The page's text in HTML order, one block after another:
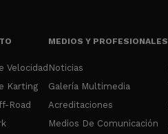
Velocidad
Karting
Road
MEDIOS Y PROFESIONALES
Noticias
Galería Multimedia
Acreditaciones
Medios De Comunicación